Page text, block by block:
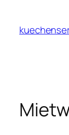
content